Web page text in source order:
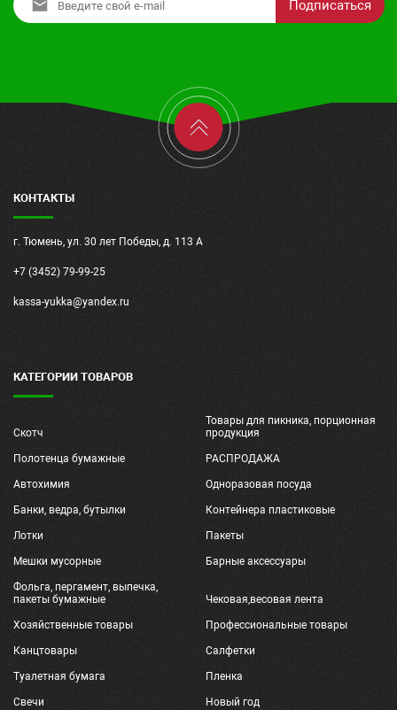
Подписаться
КОНТАКТЫ
г. Тюмень, ул. 30 лет Победы, д. 113 А
+7 (3452) 79-99-25
kassa-yukka@yandex.ru
КАТЕГОРИИ ТОВАРОВ
Скотч
Товары для пикника, порционная
продукция
Полотенца бумажные РАСПРОДАЖА
Автохимия Одноразовая посуда
Банки, ведра, бутылки Контейнера пластиковые
Лотки Пакеты
Мешки мусорные Барные аксессуары
Фольга, пергамент, выпечка,
пакеты бумажные
Чековая,весовая лента
Хозяйственные товары Профессиональные товары
Канцтовары Салфетки
Туалетная бумага Пленка
Свечи Новый год